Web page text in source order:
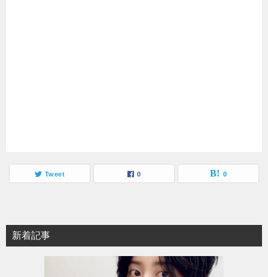
Tweet 0 0
新着記事